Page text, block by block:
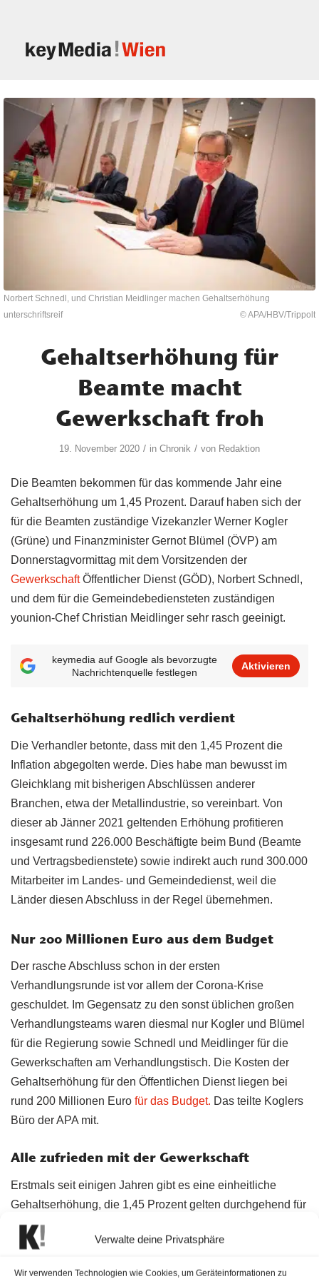
Verwalte deine Privatsphäre
Wir verwenden Technologien wie Cookies, um Geräteinformationen zu
Norbert Schnedl, und Christian Meidlinger machen Gehaltserhöhung
unterschriftsreif
© APA/HBV/Trippolt
Gehaltserhöhung für
Beamte macht
Gewerkschaft froh
19. November 2020 / in Chronik / von Redaktion
Die Beamten bekommen für das kommende Jahr eine
Gehaltserhöhung um 1,45 Prozent. Darauf haben sich der
für die Beamten zuständige Vizekanzler Werner Kogler
(Grüne) und Finanzminister Gernot Blümel (ÖVP) am
Donnerstagvormittag mit dem Vorsitzenden der
GewerkschaftÖffentlicher Dienst (GÖD), Norbert Schnedl,
und dem für die Gemeindebediensteten zuständigen
younion-Chef Christian Meidlinger sehr rasch geeinigt.
keymedia auf Google als bevorzugte
Nachrichtenquelle festlegen
Aktivieren
Gehaltserhöhung redlich verdient
Die Verhandler betonte, dass mit den 1,45 Prozent die
Inflation abgegolten werde. Dies habe man bewusst im
Gleichklang mit bisherigen Abschlüssen anderer
Branchen, etwa der Metallindustrie, so vereinbart. Von
dieser ab Jänner 2021 geltenden Erhöhung profitieren
insgesamt rund 226.000 Beschäftigte beim Bund (Beamte
und Vertragsbedienstete) sowie indirekt auch rund 300.000
Mitarbeiter im Landes- und Gemeindedienst, weil die
Länder diesen Abschluss in der Regel übernehmen.
Nur 200 Millionen Euro aus dem Budget
Der rasche Abschluss schon in der ersten
Verhandlungsrunde ist vor allem der Corona-Krise
geschuldet. Im Gegensatz zu den sonst üblichen großen
Verhandlungsteams waren diesmal nur Kogler und Blümel
für die Regierung sowie Schnedl und Meidlinger für die
Gewerkschaften am Verhandlungstisch. Die Kosten der
Gehaltserhöhung für den Öffentlichen Dienst liegen bei
rund 200 Millionen Euro für das Budget. Das teilte Koglers
Büro der APA mit.
Alle zufrieden mit der Gewerkschaft
Erstmals seit einigen Jahren gibt es eine einheitliche
Gehaltserhöhung, die 1,45 Prozent gelten durchgehend für
alle Mitarbeiter. In den vergangen Jahren war häufig eine
soziale Staffelung vereinbart worden – im Vorjahr etwa